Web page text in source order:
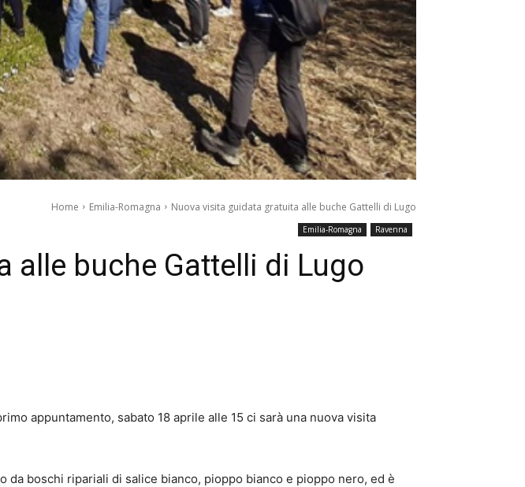
Home Emilia-Romagna Nuova visita guidata gratuita alle buche Gattelli di Lugo
Emilia-Romagna Ravenna
alle buche Gattelli di Lugo
appuntamento, sabato 18 aprile alle 15 ci sarà una nuova visita
boschi ripariali di salice bianco, pioppo bianco e pioppo nero, ed è